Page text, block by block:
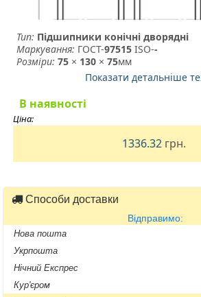
Тип: Підшипники конічні дворядні
Маркування: ГОСТ-97515 ­ ISO--
Розміри: 75 × 130 ×75мм
Показати детальніше
В наявності
Ціна:
1336.32 грн.
Способи доставки
Відправимо:
Нова пошта
Укрпошта
Нічний Експрес
Кур'єром